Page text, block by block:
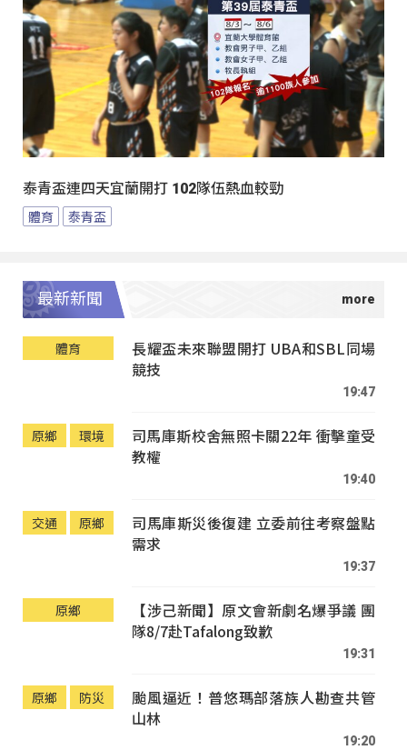
泰青盃連四天宜蘭開打 102隊伍熱血較勁
體育 泰青盃
最新新聞
體育
長耀盃未來聯盟開打 UBA和SBL同場
競技
19:47
原鄉 環境
司馬庫斯校舍無照卡關22年 衝擊童受
教權
19:40
交通 原鄉
司馬庫斯災後復建 立委前往考察盤點
需求
19:37
原鄉
【涉己新聞】原文會新劇名爆爭議 團
隊8/7赴Tafalong致歉
19:31
原鄉 防災
颱風逼近！普悠瑪部落族人勘查共管
山林
19:20